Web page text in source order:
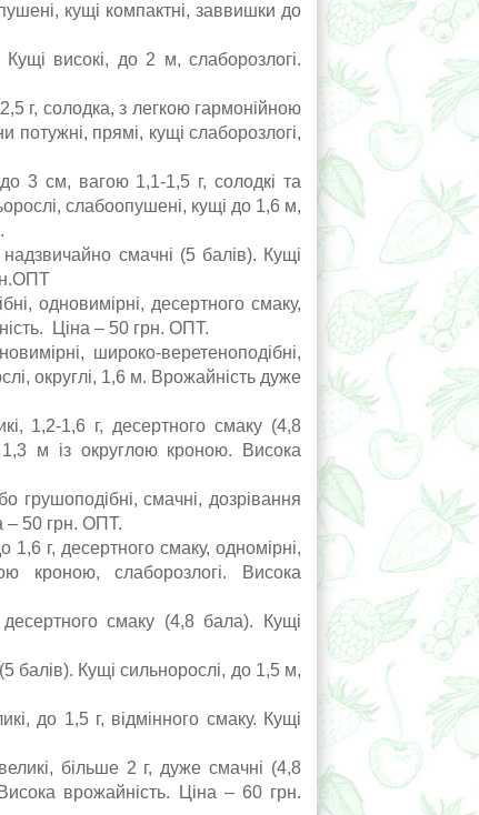
кущі компактні, заввишки до
високі, до 2 м, слаборозлогі.
г, солодка, з легкою гармонійною
прямі, кущі слаборозлогі,
3 см, вагою 1,1-1,5 г, солодкі та
слабоопушені, кущі до 1,6 м,
смачні (5 балів). Кущі
одновимірні, десертного смаку,
Ціна – 50 грн. ОПТ.
широко-веретеноподібні,
округлі, 1,6 м. Врожайність дуже
1,2-1,6 г, десертного смаку (4,8
1,3 м із округлою кроною. Висока
смачні, дозрівання
– 50 грн. ОПТ.
г, десертного смаку, одномірні,
кроною, слаборозлогі. Висока
смаку (4,8 бала). Кущі
балів). Кущі сильнорослі, до 1,5 м,
до 1,5 г, відмінного смаку. Кущі
більше 2 г, дуже смачні (4,8
врожайність. Ціна – 60 грн.